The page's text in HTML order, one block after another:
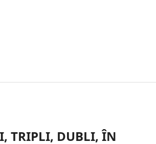
TRIPLI, DUBLI, ÎN